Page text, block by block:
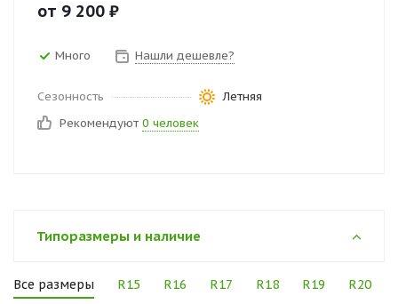
от 9 200 ₽
Много Нашли дешевле?
Сезонность
Летняя
Рекомендуют 0 человек
Типоразмеры и наличие
Все размеры R15 R16 R17 R18 R19 R20